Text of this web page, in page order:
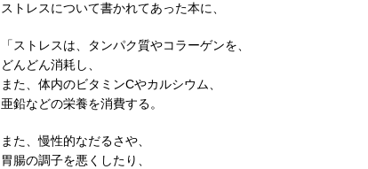
ストレスについて書かれてあった本に、
「ストレスは、タンパク質やコラーゲンを、
どんどん消耗し、
また、体内のビタミンCやカルシウム、
亜鉛などの栄養を消費する。
また、慢性的なだるさや、
胃腸の調子を悪くしたり、